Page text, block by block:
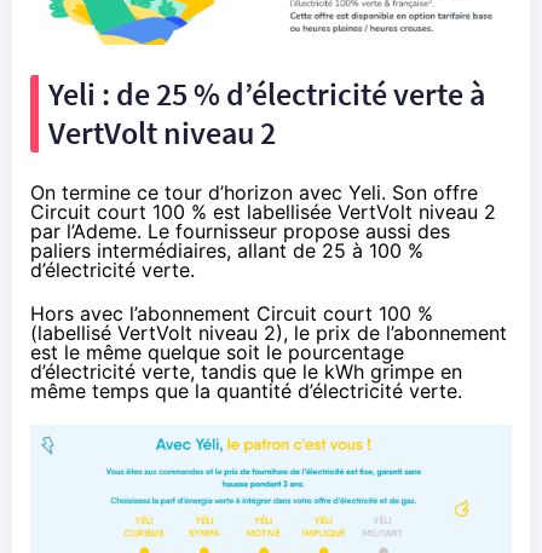
Yeli : de 25 % d’électricité verte à
VertVolt niveau 2
On termine ce tour d’horizon avec Yeli. Son offre
Circuit court 100 % est labellisée VertVolt niveau 2
par l’Ademe. Le fournisseur propose aussi des
paliers intermédiaires, allant de 25 à 100 %
d’électricité verte.
Hors avec l’abonnement Circuit court 100 %
(labellisé VertVolt niveau 2), le prix de l’abonnement
est le même quelque soit le pourcentage
d’électricité verte, tandis que le kWh grimpe en
même temps que la quantité d’électricité verte.